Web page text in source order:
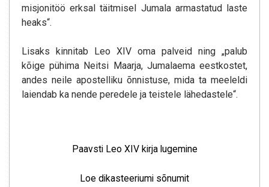
misjonitöö erksal täitmisel Jumala armastatud laste
heaks“.
Lisaks kinnitab Leo XIV oma palveid ning „palub
kõige pühima Neitsi Maarja, Jumalaema eestkostet,
andes neile apostelliku õnnistuse, mida ta meeleldi
laiendab ka nende peredele ja teistele lähedastele“.
Paavsti Leo XIV kirja lugemine
Loe dikasteeriumi sõnumit